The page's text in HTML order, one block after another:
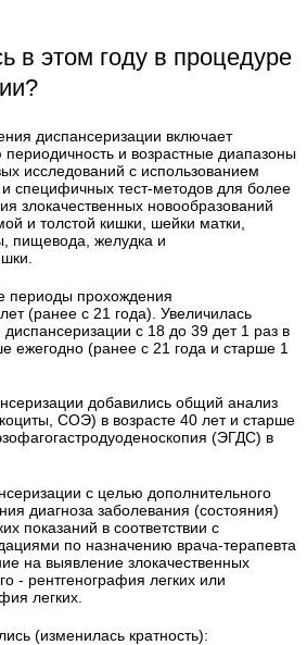
в этом году в процедуре
диспансеризации включает
и возрастные диапазоны
исследований с использованием
и специфичных тест-методов для более
злокачественных новообразований
и толстой кишки, шейки матки,
пищевода, желудка и
периоды прохождения
(ранее с 21 года). Увеличилась
диспансеризации с 18 до 39 дет 1 раз в
ежегодно (ранее с 21 года и старше 1
добавились общий анализ
СОЭ) в возрасте 40 лет и старше
(ЭГДС) в
с целью дополнительного
диагноза заболевания (состояния)
показаний в соответствии с
по назначению врача-терапевта
на выявление злокачественных
- рентгенография легких или
легких.
(изменилась кратность):